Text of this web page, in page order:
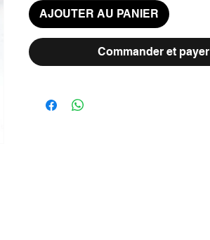
AJOUTER AU PANIER
Commander et payer